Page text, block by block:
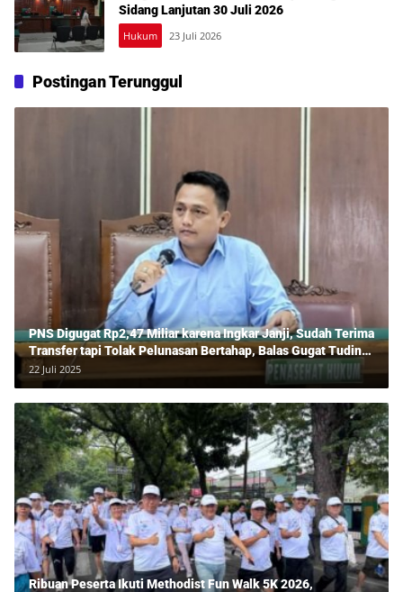
Sidang Lanjutan 30 Juli 2026
Hukum 23 Juli 2026
Postingan Terunggul
PNS Digugat Rp2,47 Miliar karena Ingkar Janji, Sudah Terima
Transfer tapi Tolak Pelunasan Bertahap, Balas Gugat Tuding
Lawan Tipu Rp850 Juta
22 Juli 2025
Ribuan Peserta Ikuti Methodist Fun Walk 5K 2026,